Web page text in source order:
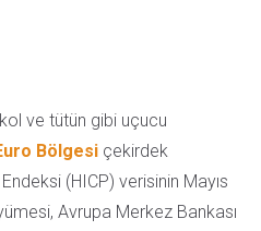
ve tütün gibi uçucu
Bölgesi çekirdek
(HICP) verisinin Mayıs
Avrupa Merkez Bankası